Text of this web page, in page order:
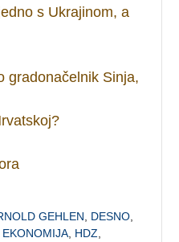
s Ukrajinom, a
gradonačelnik Sinja,
GEHLEN DESNO
EKONOMIJA HDZ